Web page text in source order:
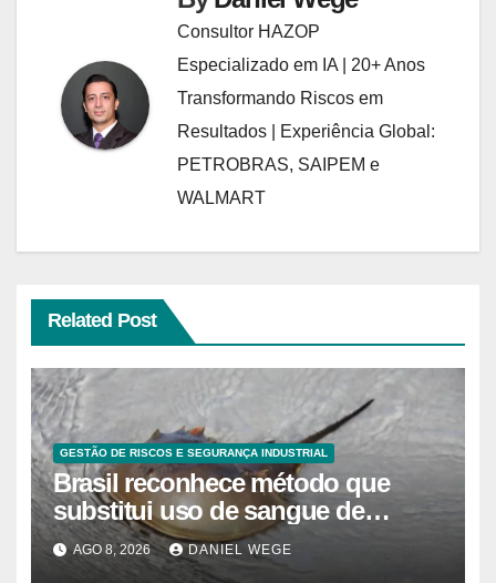
Consultor HAZOP
Especializado em IA | 20+ Anos
Transformando Riscos em
Resultados | Experiência Global:
PETROBRAS, SAIPEM e
WALMART
Related Post
GESTÃO DE RISCOS E SEGURANÇA INDUSTRIAL
Brasil reconhece método que
substitui uso de sangue de
caranguejo-ferradura em testes
farmacêuticos
AGO 8, 2026 DANIEL WEGE